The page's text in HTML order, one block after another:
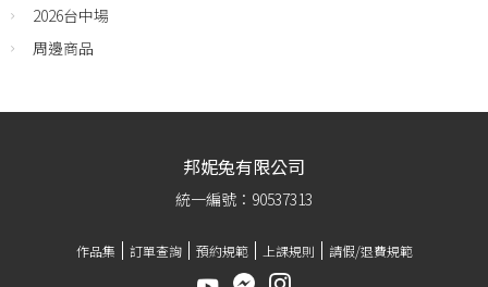
2026台中場
周邊商品
邦妮兔有限公司
統一編號：90537313
作品集 訂單查詢 預約規範 上課規則 請假/退費規範